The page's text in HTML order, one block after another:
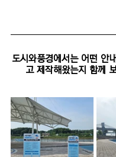
도시와풍경에서는 어떤 안
고 제작해왔는지 함께